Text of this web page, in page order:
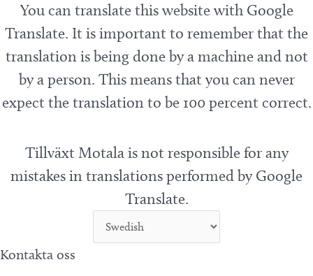
You can translate this website with Google
Translate. It is important to remember that the
translation is being done by a machine and not
by a person. This means that you can never
expect the translation to be 100 percent correct.
Tillväxt Motala is not responsible for any
mistakes in translations performed by Google
Translate.
Kontakta oss